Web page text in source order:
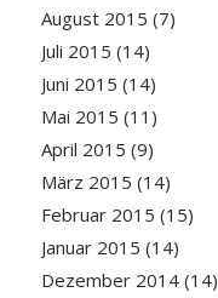
August 2015 (7)
Juli 2015 (14)
Juni 2015 (14)
Mai 2015 (11)
April 2015 (9)
März 2015 (14)
Februar 2015 (15)
Januar 2015 (14)
Dezember 2014(14)